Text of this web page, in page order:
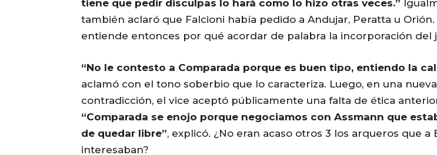
tiene que pedir disculpas lo hará como lo hizo otras veces.”
también aclaró que Falcioni había pedido a Andujar, Peratta u Orión.
entiende entonces por qué acordar de palabra la incorporación del
“No le contesto a Comparada porque es buen tipo, entiendo la
aclamó con el tono soberbio que lo caracteriza. Luego, en una nueva
contradicción, el vice aceptó públicamente una falta de ética
“Comparada se enojo porque negociamos con Assmann que
de quedar libre”, explicó. ¿No eran acaso otros 3 los arqueros que a
interesaban?